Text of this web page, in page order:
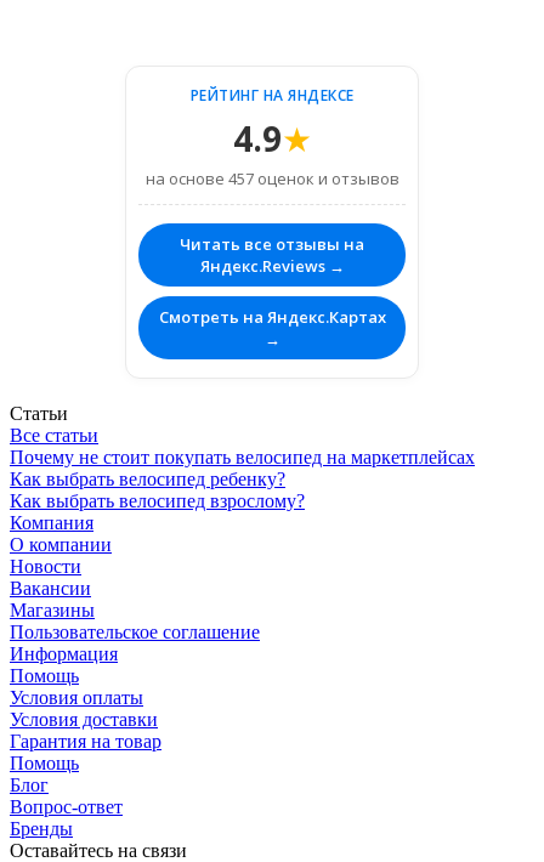
РЕЙТИНГ НА ЯНДЕКСЕ
4.9★
на основе 457 оценок и отзывов
Читать все отзывы на
Яндекс.Reviews →
Смотреть на Яндекс.Картах
→
Статьи
Все статьи
Почему не стоит покупать велосипед на маркетплейсах
Как выбрать велосипед ребенку?
Как выбрать велосипед взрослому?
Компания
О компании
Новости
Вакансии
Магазины
Пользовательское соглашение
Информация
Помощь
Условия оплаты
Условия доставки
Гарантия на товар
Помощь
Блог
Вопрос-ответ
Бренды
Оставайтесь на связи